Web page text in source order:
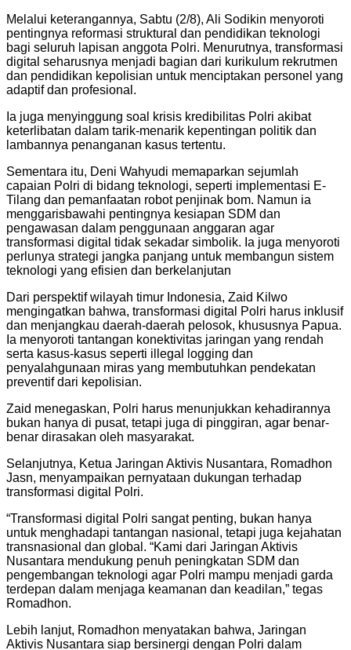
Melalui keterangannya, Sabtu (2/8), Ali Sodikin menyoroti
pentingnya reformasi struktural dan pendidikan teknologi
bagi seluruh lapisan anggota Polri. Menurutnya, transformasi
digital seharusnya menjadi bagian dari kurikulum rekrutmen
dan pendidikan kepolisian untuk menciptakan personel yang
adaptif dan profesional.
Ia juga menyinggung soal krisis kredibilitas Polri akibat
keterlibatan dalam tarik-menarik kepentingan politik dan
lambannya penanganan kasus tertentu.
Sementara itu, Deni Wahyudi memaparkan sejumlah
capaian Polri di bidang teknologi, seperti implementasi E-
Tilang dan pemanfaatan robot penjinak bom. Namun ia
menggarisbawahi pentingnya kesiapan SDM dan
pengawasan dalam penggunaan anggaran agar
transformasi digital tidak sekadar simbolik. Ia juga menyoroti
perlunya strategi jangka panjang untuk membangun sistem
teknologi yang efisien dan berkelanjutan
Dari perspektif wilayah timur Indonesia, Zaid Kilwo
mengingatkan bahwa, transformasi digital Polri harus inklusif
dan menjangkau daerah-daerah pelosok, khususnya Papua.
Ia menyoroti tantangan konektivitas jaringan yang rendah
serta kasus-kasus seperti illegal logging dan
penyalahgunaan miras yang membutuhkan pendekatan
preventif dari kepolisian.
Zaid menegaskan, Polri harus menunjukkan kehadirannya
bukan hanya di pusat, tetapi juga di pinggiran, agar benar-
benar dirasakan oleh masyarakat.
Selanjutnya, Ketua Jaringan Aktivis Nusantara, Romadhon
Jasn, menyampaikan pernyataan dukungan terhadap
transformasi digital Polri.
“Transformasi digital Polri sangat penting, bukan hanya
untuk menghadapi tantangan nasional, tetapi juga kejahatan
transnasional dan global. “Kami dari Jaringan Aktivis
Nusantara mendukung penuh peningkatan SDM dan
pengembangan teknologi agar Polri mampu menjadi garda
terdepan dalam menjaga keamanan dan keadilan,” tegas
Romadhon.
Lebih lanjut, Romadhon menyatakan bahwa, Jaringan
Aktivis Nusantara siap bersinergi dengan Polri dalam